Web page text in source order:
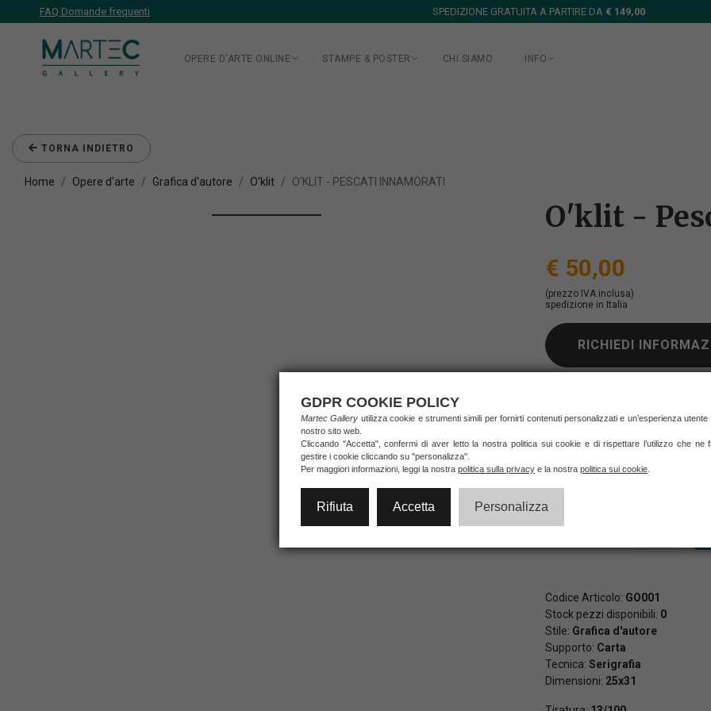
FAQ Domande frequenti SPEDIZIONE GRATUITA A PARTIRE DA € 149,00
OPERE D'ARTE ONLINE STAMPE & POSTER CHI SIAMO INFO
TORNA INDIETRO
Home Opere d'arte Grafica d'autore O'klit O'KLIT - PESCATI INNAMORATI
O'klit -
€ 50,00
(prezzo IVA inclusa)
spedizione in Italia
RICHIEDI
Pagamenti veloci e sicuri al
Codice Articolo: GO001
Stock pezzi disponibili: 0
Stile: Grafica d'autore
Supporto: Carta
Tecnica: Serigrafia
Dimensioni: 25x31
GDPR COOKIE POLICY
Martec Gallery utilizza cookie e strumenti simili per fornirti contenuti personalizzati e un’esperienza utente
nostro sito web.
Cliccando "Accetta", confermi di aver letto la nostra politica sui cookie e di rispettare l’utilizzo che ne
gestire i cookie cliccando su "personalizza".
Per maggiori informazioni, leggi la nostra politica sulla privacy e la nostra politica sui cookie
Rifiuta Accetta Personalizza